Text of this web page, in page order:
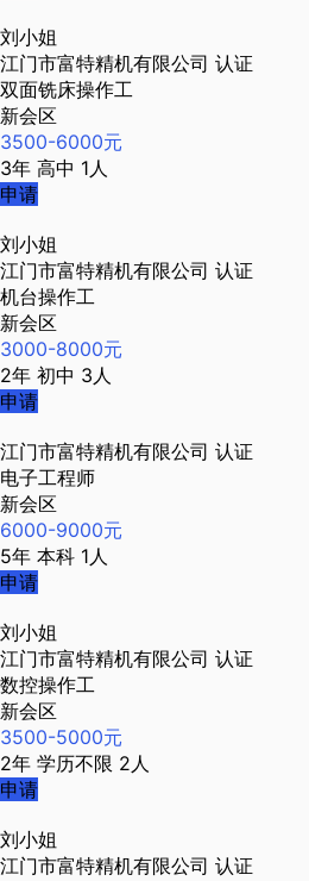
刘小姐
江门市富特精机有限公司 认证
双面铣床操作工
新会区
3500-6000元
3年 高中 1人
申请
刘小姐
江门市富特精机有限公司 认证
机台操作工
新会区
3000-8000元
2年 初中 3人
申请
江门市富特精机有限公司 认证
电子工程师
新会区
6000-9000元
5年 本科 1人
申请
刘小姐
江门市富特精机有限公司 认证
数控操作工
新会区
3500-5000元
2年 学历不限 2人
申请
刘小姐
江门市富特精机有限公司 认证